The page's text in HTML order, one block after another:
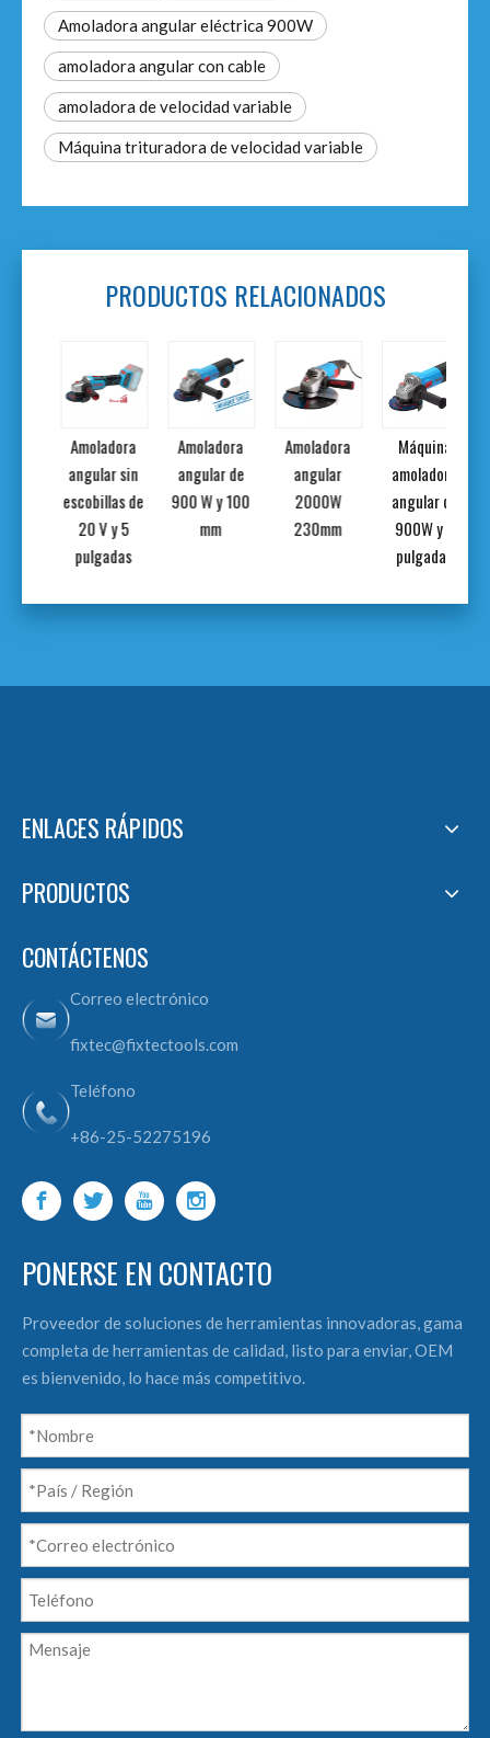
Amoladora angular eléctrica 900W
amoladora angular con cable
amoladora de velocidad variable
Máquina trituradora de velocidad variable
PRODUCTOS RELACIONADOS
Amoladora
angular sin
escobillas de
20 V y 5
pulgadas
Amoladora
angular de
900 W y 100
mm
Amoladora
angular
2000W
230mm
Máquina
amoladora
angular de
900W y 4
pulgadas
ENLACES RÁPIDOS
PRODUCTOS
CONTÁCTENOS
Correo electrónico
fixtec@fixtectools.com
Teléfono
+86-25-52275196
PONERSE EN CONTACTO
Proveedor de soluciones de herramientas innovadoras, gama
completa de herramientas de calidad, listo para enviar, OEM
es bienvenido, lo hace más competitivo.